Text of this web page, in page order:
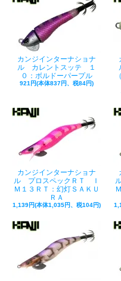
カンジインターナショナ
ル カレントスッテ １
０：ボルドーパープル
921円(本体837円、税84円)
カンジインターナショナ
ル プロスペックＲＴ Ｉ
Ｍ１３ＲＴ：幻灯ＳＡＫＵ
ＲＡ
1,139円(本体1,035円、税104円)